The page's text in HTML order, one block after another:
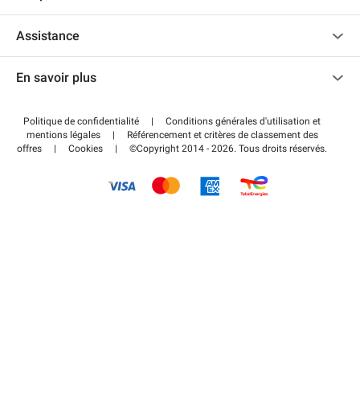
Recrutement
Accéder à mon espace partenaire
Assistance
Centre d'aide
Régler votre stationnement FLOW
En savoir plus
Wiki
Guide du stationnement
Politique de confidentialité |
Conditions générales d'utilisation et
mentions légales
|
Référencement et critères de classement des
offres
| Cookies | ©Copyright 2014 - 2026. Tous droits réservés.